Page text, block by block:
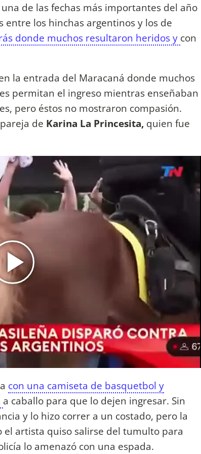
de las fechas más importantes del año
los hinchas argentinos y los de
donde muchos resultaron heridos y con
la entrada del Maracaná donde muchos
permitan el ingreso mientras enseñaban
pero éstos no mostraron compasión.
de Karina La Princesita, quien fue
con una camiseta de basquetbol y
a caballo para que lo dejen ingresar. Sin
y lo hizo correr a un costado, pero la
el artista quiso salirse del tumulto para
lo amenazó con una espada.